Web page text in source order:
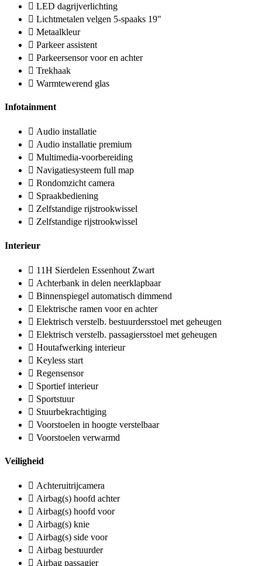
LED dagrijverlichting
Lichtmetalen velgen 5-spaaks 19"
Metaalkleur
Parkeer assistent
Parkeersensor voor en achter
Trekhaak
Warmtewerend glas
Infotainment
Audio installatie
Audio installatie premium
Multimedia-voorbereiding
Navigatiesysteem full map
Rondomzicht camera
Spraakbediening
Zelfstandige rijstrookwissel
Zelfstandige rijstrookwissel
Interieur
11H Sierdelen Essenhout Zwart
Achterbank in delen neerklapbaar
Binnenspiegel automatisch dimmend
Elektrische ramen voor en achter
Elektrisch verstelb. bestuurdersstoel met geheugen
Elektrisch verstelb. passagiersstoel met geheugen
Houtafwerking interieur
Keyless start
Regensensor
Sportief interieur
Sportstuur
Stuurbekrachtiging
Voorstoelen in hoogte verstelbaar
Voorstoelen verwarmd
Veiligheid
Achteruitrijcamera
Airbag(s) hoofd achter
Airbag(s) hoofd voor
Airbag(s) knie
Airbag(s) side voor
Airbag bestuurder
Airbag passagier